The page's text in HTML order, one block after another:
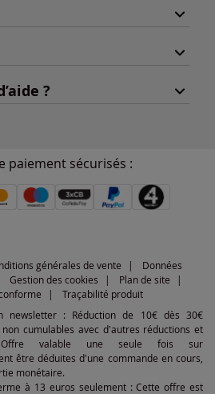
?
paiement sécurisés :
générales de vente
Données
Gestion des cookies
Plan de site
Traçabilité produit
newsletter : Réduction de 10€ dès 30€
cumulables avec d'autres réductions et
Offre valable une seule fois sur
être déduites d'une commande en cours,
monétaire.
à 13 euros seulement : Cette offre est